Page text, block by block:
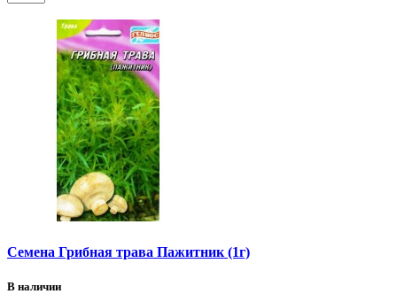
Семена Грибная трава Пажитник (1г)
В наличии